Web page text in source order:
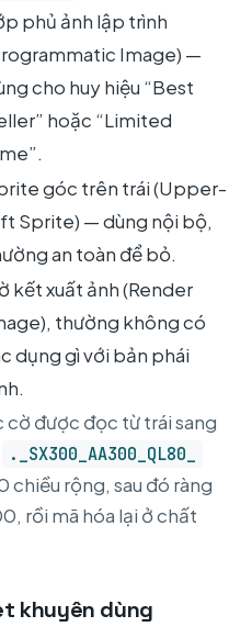
phủ ảnh lập trình
Image) —
cho huy hiệu “Best
hoặc “Limited
góc trên trái (Upper-
Sprite) — dùng nội bộ,
an toàn để bỏ.
kết xuất ảnh (Render
thường không có
dụng gì với bản phái
cờ được đọc từ trái sang
._SX300_AA300_QL80_
rộng, sau đó ràng
rồi mã hóa lại ở chất
khuyên dùng